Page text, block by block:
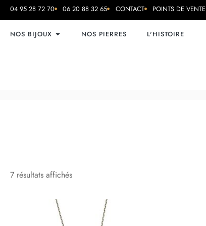
04 95 28 72 70 06 20 88 32 65 CONTACT POINTS DE VENTE
NOS BIJOUX NOS PIERRES L'HISTOIRE
7 résultats affichés